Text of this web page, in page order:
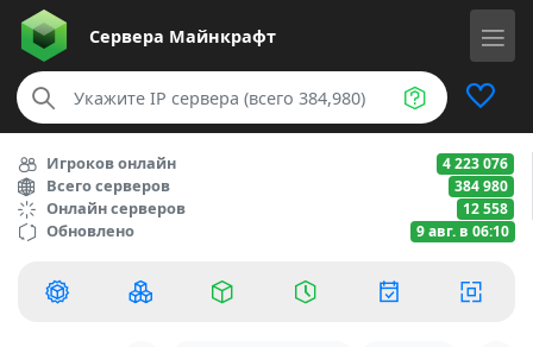
Сервера Майнкрафт
Игроков онлайн 4 223 076
Всего серверов 384 980
Онлайн серверов 12 558
Обновлено 9 авг. в 06:10